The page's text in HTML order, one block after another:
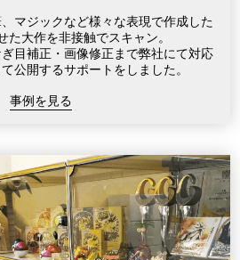
マジックなど様々な表現で作成した
大作を非接触でスキャン。
目補正・画像修正まで弊社にて対応
公開するサポートをしました。
事例を見る